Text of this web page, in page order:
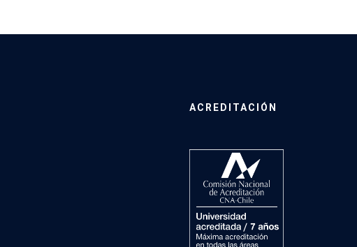
ACREDITACIÓN